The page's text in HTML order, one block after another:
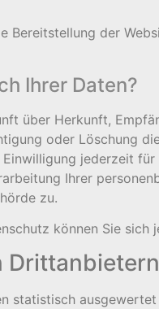
Bereitstellung der
Ihrer Daten?
über Herkunft,
oder Löschung
jederzeit
Ihrer
zu.
können Sie
Drittanbietern
statistisch